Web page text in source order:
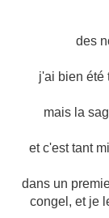
des
j'ai bien été
mais la
et c'est tant
dans un
congel, et je